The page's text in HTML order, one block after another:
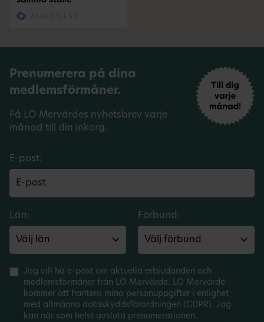
Prenumerera på dina
medlemsförmåner.
Få LO Mervärdes nyhetsbrev varje
månad till din inkorg.
E-post:
Län: Förbund:
Jag vill ha e-post om aktuella erbjudanden och
medlemsförmåner från LO Mervärde. LO Mervärde
kommer att hantera mina personuppgifter i enlighet
med allmänna dataskyddsförordningen (GDPR). Jag
kan när som helst avsluta prenumerationen.